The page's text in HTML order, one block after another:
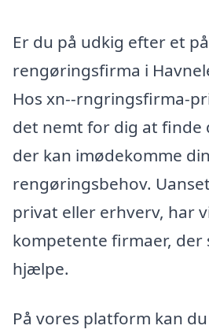
Er du på udkig efter et
rengøringsfirma i
Hos xn--rngringsfirma-
det nemt for dig at finde
der kan imødekomme
rengøringsbehov.
privat eller erhverv, har
kompetente firmaer, der
hjælpe.
På vores platform kan